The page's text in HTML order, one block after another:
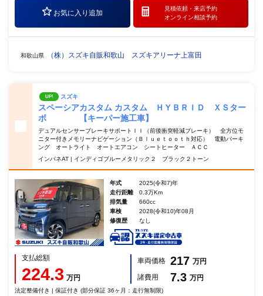
お気に入り追加
見積依頼・ 来店予約
オンライン相談予約
和歌山県 （株）スズキ自販和歌山 スズキアリーナ上富田
UP! スズキ
スペーシアカスタム カスタム ＨＹＢＲＩＤ ＸＳター
ボ 【キーパー施工車】
デュアルセンサーブレーキサポートＩＩ（前後衝突軽減ブレーキ） 全方位モ
ニター付きメモリーナビゲーション（Ｂｌｕｅｔｏｏｔｈ対応） 電動パーキ
ング オートライト オートエアコン シートヒーター ＡＣＣ
インパネAT | インディゴブルーメタリック２ ブラック２トーン
年式
2025(令和7)年
走行距離
0.3万Km
排気量
660cc
車検
2028(令和10)年08月
修復歴
なし
支払総額
224.3 万円
車両価格 217 万円
諸費用
7.3 万円
法定整備付き | 保証付き (部分保証 36ヶ月：走行無制限)